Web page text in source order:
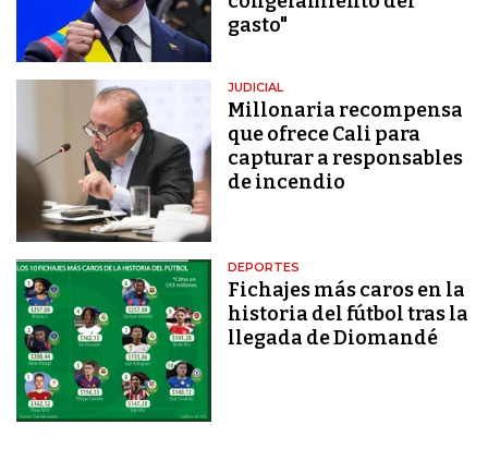
gasto"
JUDICIAL
Millonaria recompensa
que ofrece Cali para
capturar a responsables
de incendio
DEPORTES
Fichajes más caros en la
historia del fútbol tras la
llegada de Diomandé